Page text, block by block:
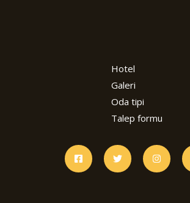
Hotel
Galeri
Oda tipi
Talep formu